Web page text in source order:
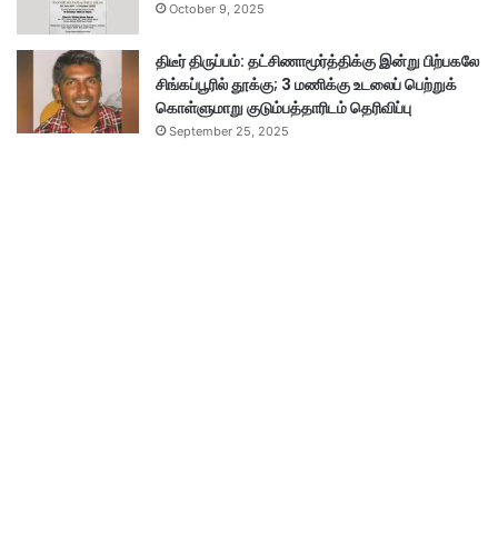
October 9, 2025
திடீர் திருப்பம்: தட்சிணாமூர்த்திக்கு இன்று பிற்பகலே
சிங்கப்பூரில் தூக்கு; 3 மணிக்கு உடலைப் பெற்றுக்
கொள்ளுமாறு குடும்பத்தாரிடம் தெரிவிப்பு
September 25, 2025